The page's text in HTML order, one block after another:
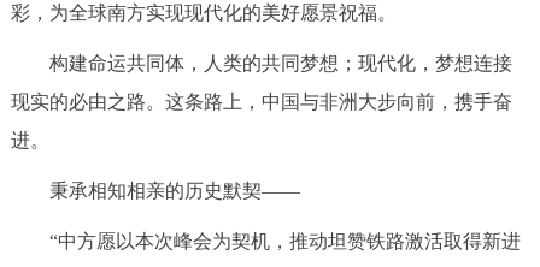
彩，为全球南方实现现代化的美好愿景祝福。
构建命运共同体，人类的共同梦想；现代化，梦想连接
现实的必由之路。这条路上，中国与非洲大步向前，携手奋
进。
秉承相知相亲的历史默契——
“中方愿以本次峰会为契机，推动坦赞铁路激活取得新进